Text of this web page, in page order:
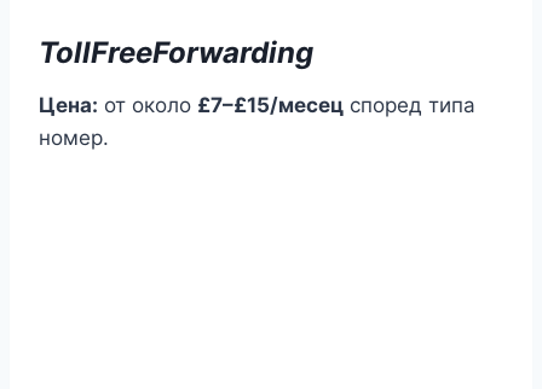
TollFreeForwarding
Цена: от около £7–£15/месец според типа
номер.